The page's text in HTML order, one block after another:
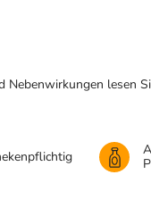
Nebenwirkungen lesen